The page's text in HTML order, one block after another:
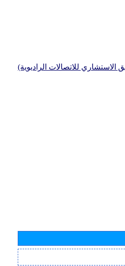
الاستشاري للاتصالات الراديوية)